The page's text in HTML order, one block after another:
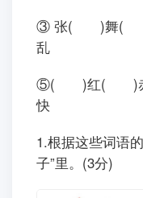
③ 张( )
乱
⑤( )红(
快
1.根据这些词语
子”里。(3分)